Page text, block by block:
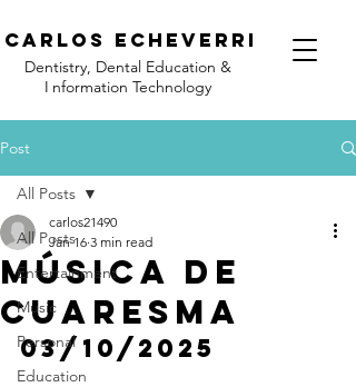
Carlos Echeverri
Dentistry, Dental Education &
I nformation Technology
Post
All Posts
Entertainment
Music
Personal
Education
All Posts
Música de
Cuaresma
carlos21490
Jan 16 3 min read
03/10/2025